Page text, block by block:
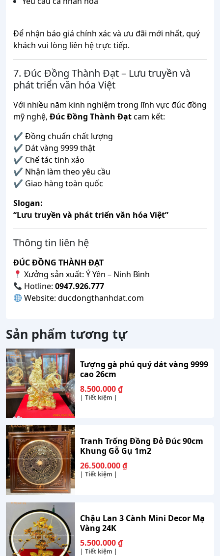
Để nhận báo giá chính xác và ưu đãi mới nhất, quý
khách vui lòng liên hệ trực tiếp.
7. Đúc Đồng Thành Đạt – Lưu truyền và
phát triển văn hóa Việt
Với nhiều năm kinh nghiệm trong lĩnh vực đúc đồng
mỹ nghệ, Đúc Đồng Thành Đạtcam kết:
✔ Đồng chuẩn chất lượng
✔ Dát vàng 9999 thật
✔ Chế tác tinh xảo
✔ Nhận làm theo yêu cầu
✔ Giao hàng toàn quốc
Slogan:
“Lưu truyền và phát triển văn hóa Việt”
Thông tin liên hệ
ĐÚC ĐỒNG THÀNH ĐẠT
Xưởng sản xuất: Ý Yên – Ninh Bình
Hotline:0947.926.777
Website: ducdongthanhdat.com
Sản phẩm tương tự
Tượng gà phú quý dát vàng 9999
cao 26cm
8.500.000₫
| Tiết kiệm |
Tranh Trống Đồng Đỏ Đúc 90cm
Khung Gỗ Gụ 1m2
26.500.000₫
| Tiết kiệm |
Chậu Lan 3 Cành Mini Decor Mạ
Vàng 24K
5.500.000₫
| Tiết kiệm |